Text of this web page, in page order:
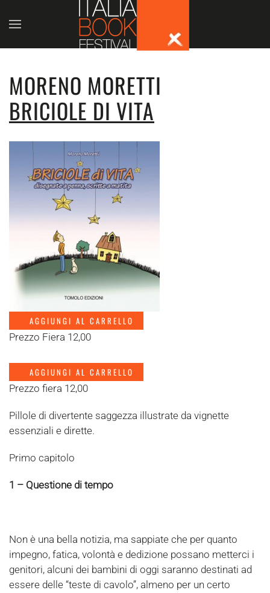
Skip to main content
MORENO MORETTI
BRICIOLE DI VITA
AGGIUNGI AL CARRELLO
Prezzo Fiera 12,00
AGGIUNGI AL CARRELLO
Prezzo fiera 12,00
Pillole di divertente saggezza illustrate da vignette
essenziali e dirette.
Primo capitolo
1 – Questione di tempo
Non è una bella notizia, ma sappiate che per quanto
impegno, fatica, volontà e dedizione possano metterci i
genitori, alcuni dei bambini di oggi saranno destinati ad
essere delle “teste di cavolo”, almeno per un certo